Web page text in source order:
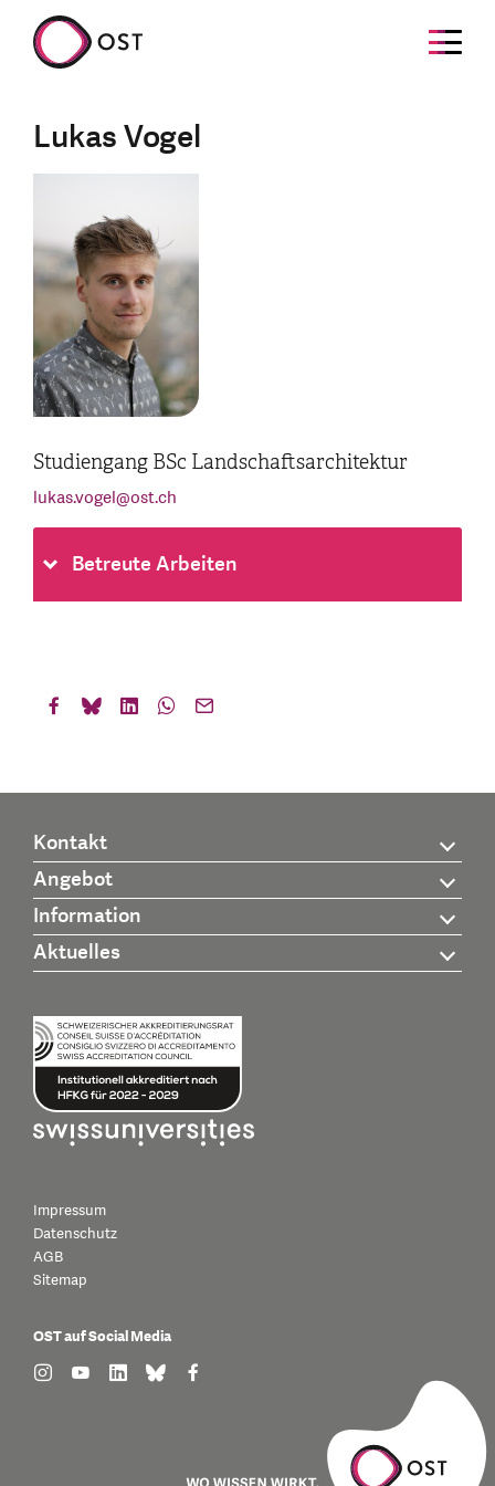
Lukas Vogel
Studiengang BSc Landschaftsarchitektur
lukas.vogel@ost.ch
Betreute Arbeiten
Kontakt
Angebot
Information
Aktuelles
Impressum
Datenschutz
AGB
Sitemap
OST auf Social Media
find us on: instagram
find us on: youtube
find us on: linkedin
find us on: bluesky
find us on: facebook